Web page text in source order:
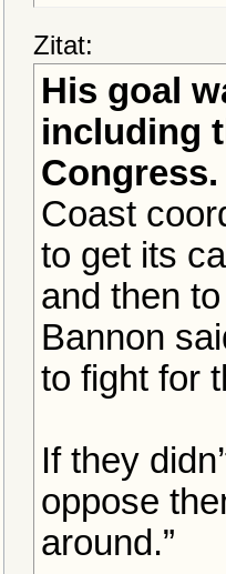
Zitat:
His goal
including
Congress.
Coast
to get its
and then
Bannon
to fight for
If they
oppose
around.”